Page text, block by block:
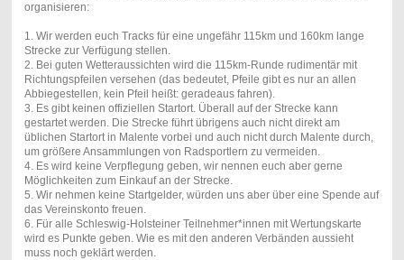
organisieren:
1. Wir werden euch Tracks für eine ungefähr 115km und 160km lange
Strecke zur Verfügung stellen.
2. Bei guten Wetteraussichten wird die 115km-Runde rudimentär mit
Richtungspfeilen versehen (das bedeutet, Pfeile gibt es nur an allen
Abbiegestellen, kein Pfeil heißt: geradeaus fahren).
3. Es gibt keinen offiziellen Startort. Überall auf der Strecke kann
gestartet werden. Die Strecke führt übrigens auch nicht direkt am
üblichen Startort in Malente vorbei und auch nicht durch Malente durch,
um größere Ansammlungen von Radsportlern zu vermeiden.
4. Es wird keine Verpflegung geben, wir nennen euch aber gerne
Möglichkeiten zum Einkauf an der Strecke.
5. Wir nehmen keine Startgelder, würden uns aber über eine Spende auf
das Vereinskonto freuen.
6. Für alle Schleswig-Holsteiner Teilnehmer*innen mit Wertungskarte
wird es Punkte geben. Wie es mit den anderen Verbänden aussieht
muss noch geklärt werden.